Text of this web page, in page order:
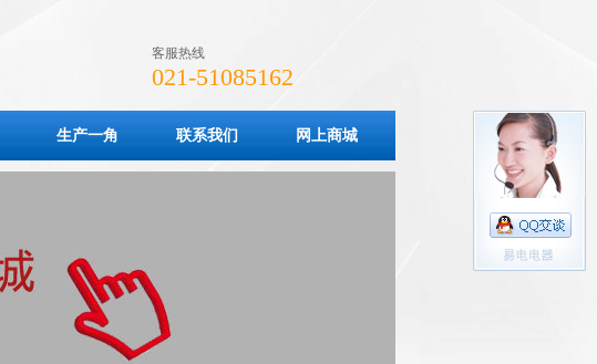
客服热线
021-51085162
生产一角 联系我们 网上商城